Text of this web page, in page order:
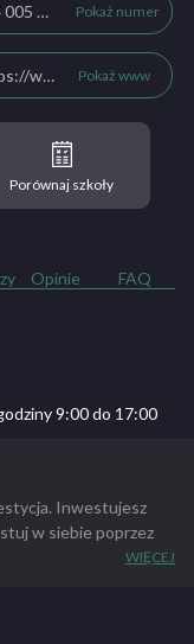
514 005 299 Pokaż numer
https://www.maxel.com.pl Pokaż www
Porównaj szkoły
Opinie FAQ
9:00 do 17:00
Inwestujesz
w siebie poprzez
Zdobyta w tym czasie
WIĘCEJ